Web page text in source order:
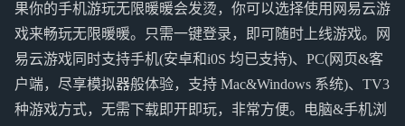
果你的手机游玩无限暖暖会发烫，你可以选择使用网易云游
戏来畅玩无限暖暖。只需一键登录，即可随时上线游戏。网
易云游戏同时支持手机(安卓和i0S 均已支持)、PC(网页&客
户端，尽享模拟器般体验，支持 Mac&Windows 系统)、TV3
种游戏方式，无需下载即开即玩，非常方便。电脑&手机浏